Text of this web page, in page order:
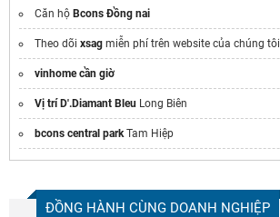
xưởng sản xuất hộp giấy
hệ thống kho thông minh
Căn hộ Bcons Đồng nai
Theo dõi xsag miễn phí trên website của chúng tôi
vinhome cần giờ
Vị trí D'.Diamant Bleu Long Biên
bcons central park Tam Hiệp
ĐỒNG HÀNH CÙNG DOANH NGHIỆP